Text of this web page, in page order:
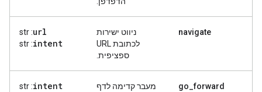
navigate
ניווט ישירות
לכתובת URL
ספציפית.
url
: str
intent
: str
go_forward
מעבר קדימה לדף
intent
: str